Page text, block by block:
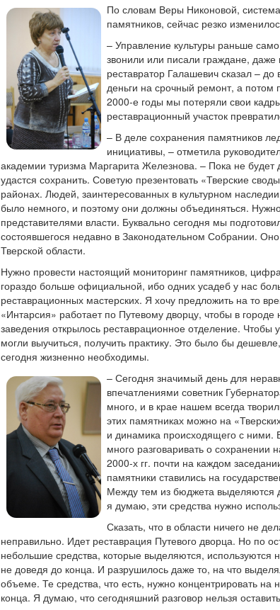
По словам Веры Никоновой,
памятников, сейчас резко
– Управление культуры раньше
звонили или писали граждане, даже
реставратор Галашевич сказал –
деньги на срочный ремонт, а
2000-е годы мы потеряли свои
реставрационный участок
– В деле сохранения памятников
инициативы, – отметила
академии туризма Маргарита Железнова. – Пока не будет
удастся сохранить. Советую презентовать «Тверские
районах. Людей, заинтересованных в культурном
было немного, и поэтому они должны объединяться.
представителями власти. Буквально сегодня мы
состоявшегося недавно в Законодательном Собрании.
Тверской области.
Нужно провести настоящий мониторинг памятников,
гораздо больше официальной, ибо одних усадеб у нас
реставрационных мастерских. Я хочу предложить на то
«Интарсия» работает по Путевому дворцу, чтобы в городе
заведения открылось реставрационное отделение. Чтобы
могли выучиться, получить практику. Это было бы
сегодня жизненно необходимы.
– Сегодня значимый день для
впечатлениями советник
много, и в крае нашем всегда
этих памятниках можно на
и динамика происходящего с ними.
много разговаривать о сохранении
2000-х гг. почти на каждом
памятники ставились на
Между тем из бюджета выделяются
я думаю, эти средства нужно
Сказать, что в области ничего не
неправильно. Идет реставрация Путевого дворца. Но по
небольшие средства, которые выделяются,
не доведя до конца. И разрушилось даже то, на что
объеме. Те средства, что есть, нужно концентрировать на
конца. Я думаю, что сегодняшний разговор нельзя